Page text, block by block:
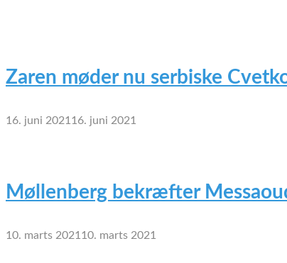
Zaren møder nu serbiske
16. juni 2021 16. juni 2021
Møllenberg bekræfter
10. marts 2021 10. marts 2021